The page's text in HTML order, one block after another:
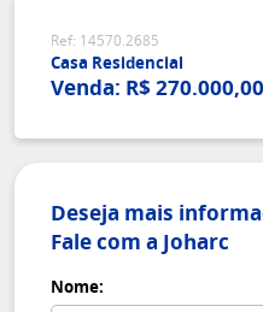
Ref: 14570.2685
Casa Residencial
Venda: R$ 270.000,00
Deseja mais
Fale com a Joharc
Nome: